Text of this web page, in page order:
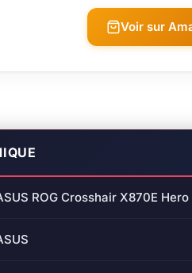
Voir sur
ROG Crosshair X870E Hero